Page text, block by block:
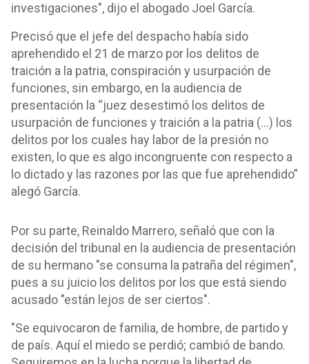
investigaciones", dijo el abogado Joel García.
Precisó que el jefe del despacho había sido
aprehendido el 21 de marzo por los delitos de
traición a la patria, conspiración y usurpación de
funciones, sin embargo, en la audiencia de
presentación la “juez desestimó los delitos de
usurpación de funciones y traición a la patria (…) los
delitos por los cuales hay labor de la presión no
existen, lo que es algo incongruente con respecto a
lo dictado y las razones por las que fue aprehendido”
alegó García.
Por su parte, Reinaldo Marrero, señaló que con la
decisión del tribunal en la audiencia de presentación
de su hermano "se consuma la patraña del régimen",
pues a su juicio los delitos por los que está siendo
acusado "están lejos de ser ciertos".
"Se equivocaron de familia, de hombre, de partido y
de país. Aquí el miedo se perdió; cambió de bando.